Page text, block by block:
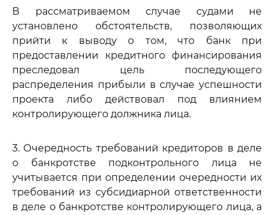
В рассматриваемом случае судами не
установлено обстоятельств, позволяющих
прийти к выводу о том, что банк при
предоставлении кредитного финансирования
преследовал цель последующего
распределения прибыли в случае успешности
проекта либо действовал под влиянием
контролирующего должника лица.
3. Очередность требований кредиторов в деле
о банкротстве подконтрольного лица не
учитывается при определении очередности их
требований из субсидиарной ответственности
в деле о банкротстве контролирующего лица, а